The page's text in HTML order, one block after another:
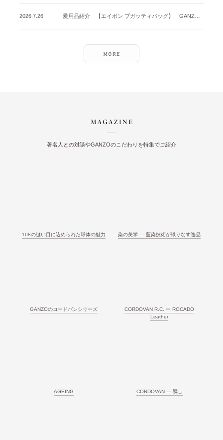
2026.7.26 愛用品紹介 【エイボン ブガッティバッグ】 GANZO名古屋店
著名人との対談やGANZOのこだわりを特集でご紹介
108の縫い目に込められた球体の魅力 染の美学 ― 藍染技術が織りなす逸品
GANZOのコードバンシリーズ
CORDOVAN R.C. ー ROCADO
Leather
AGEING CORDOVAN ― 鞣し